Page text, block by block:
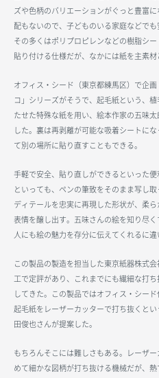
ズや色柄のバリエーションがぐっと豊富
配もないので、子どものいる家庭などでも
その多くはポリプロピレンなどの樹脂シ
貼り付ける仕様だが、なかには紙を主素材
オフィス・シード（東京都練馬区）で企
コ」シリーズがそうで、起毛紙という、
たせた特殊な紙を用い、絵本作家の五味
した。裏は再剥離が可能な吸着シートに
て別の場所に貼り直すこともできる。
手軽で安全、貼り直しができるといった
といっても、ペンの筆致をそのまま写し
ディテールを忠実に再現した形状が、柔
表情を醸し出す。五味さんの絵を知り尽
人にも絵の魅力を存分に伝えてくれるに違
この製品の製造を担当した東京紙器株式
工で定評があり、これまでにも繊細な打
してきた。この製品ではオフィス・シー
起毛紙をレーザーカッターで打ち抜くと
田俊也さんが提案した。
もちろんそこには難しさもある。レーザ
めて細かな図柄が打ち抜ける機械だが、